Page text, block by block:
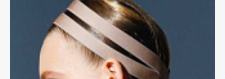
ПРАВИЛА ОБЩЕНИЯ С КЛИЕНТОМ В
САЛОНЕ
Что объединяет парикмахеров, барберов,
колористов, косметологов, мастеров ногтевого
сервиса, да и вообще всех, кто работает в